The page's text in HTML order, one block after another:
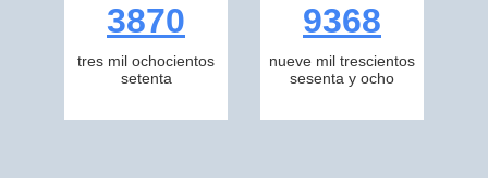
3870
tres mil ochocientos
setenta
9368
nueve mil trescientos
sesenta y ocho